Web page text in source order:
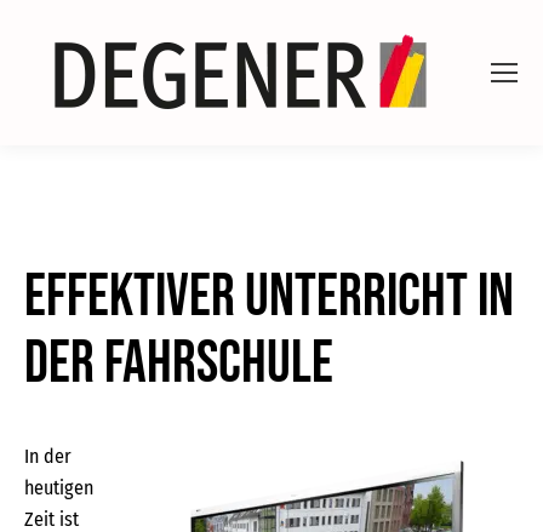
Effektiver Unterricht in
der Fahrschule
In der
heutigen
Zeit ist